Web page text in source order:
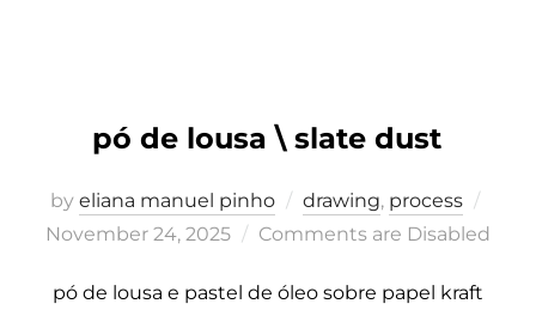
pó de lousa \ slate dust
by eliana manuel pinho drawing, process
on
November 24, 2025 Comments are Disabled
pó de lousa e pastel de óleo sobre papel kraft